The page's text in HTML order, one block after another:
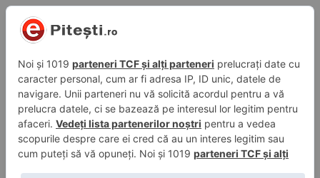
mioveni
Caută rapid știrile care te interesează
Găsește cele mai recente știri, evenimente și subiecte de
interes din orașul tău. Introdu un cuvânt-cheie și descoperă
informațiile de care ai nevoie!
Caută